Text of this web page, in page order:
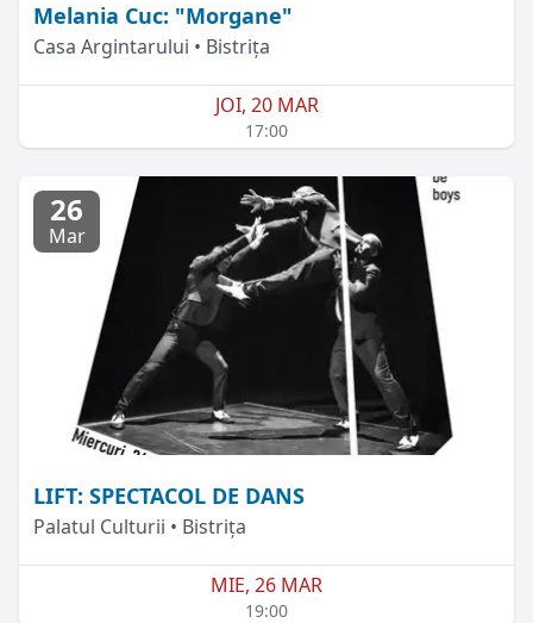
Melania Cuc: "Morgane"
Casa Argintarului • Bistrița
JOI, 20 MAR
17:00
26
Mar
LIFT: SPECTACOL DE DANS
Palatul Culturii • Bistrița
MIE, 26 MAR
19:00